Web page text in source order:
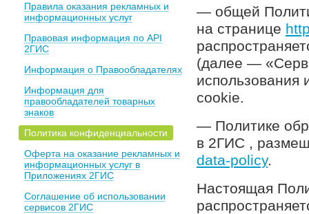
Правила оказания рекламных и
информационных услуг
Правовая информация по API
2ГИС
Информация о Правообладателях
Информация для
правообладателей товарных
знаков
Политика конфиденциальности
Оферта на оказание рекламных и
информационных услуг в
Приложениях 2ГИС
Соглашение об использовании
сервисов 2ГИС
— общей
на странице
(далее —
использования
cookie.
— Политике
в 2ГИС ,
data-policy.
Настоящая